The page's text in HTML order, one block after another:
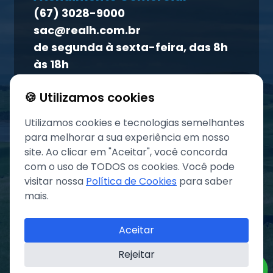
Atendimento ao titular
Canal de ética
(67) 3028-9000
sac@realh.com.br
de segunda à sexta-feira, das 8h
às 18h
Grupo REAL. Todos os direitos reservados.
🍪 Utilizamos cookies
Utilizamos cookies e tecnologias semelhantes
para melhorar a sua experiência em nosso
site. Ao clicar em "Aceitar", você concorda
com o uso de TODOS os cookies. Você pode
visitar nossa Política de Cookies para saber
mais.
Aceitar
Rejeitar